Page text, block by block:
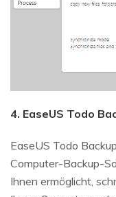
4. EaseUS Todo
EaseUS Todo
Computer-Backup-
Ihnen ermöglicht,